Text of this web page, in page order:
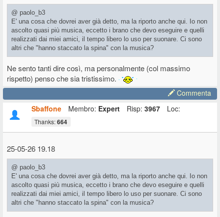
@ paolo_b3
E' una cosa che dovrei aver già detto, ma la riporto anche qui. Io non
ascolto quasi più musica, eccetto i brano che devo eseguire e quelli
realizzati dai miei amici, il tempo libero lo uso per suonare. Ci sono
altri che "hanno staccato la spina" con la musica?
Ne sento tanti dire così, ma personalmente (col massimo
rispetto) penso che sia tristissimo.
Commenta
Sbaffone
Membro: Expert Risp: 3967 Loc:
Thanks:664
25-05-26 19.18
@ paolo_b3
E' una cosa che dovrei aver già detto, ma la riporto anche qui. Io non
ascolto quasi più musica, eccetto i brano che devo eseguire e quelli
realizzati dai miei amici, il tempo libero lo uso per suonare. Ci sono
altri che "hanno staccato la spina" con la musica?